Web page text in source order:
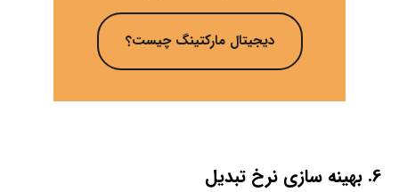
دیجیتال مارکتینگ چیست؟
6. بهینه سازی نرخ تبدیل